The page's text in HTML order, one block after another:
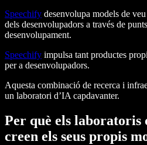
Speechify desenvolupa models de
dels desenvolupadors a través de
desenvolupament.
Speechify impulsa tant productes
per a desenvolupadors.
Aquesta combinació de recerca i
un laboratori d’IA capdavanter.
Per què els laboratoris
creen els seus propis